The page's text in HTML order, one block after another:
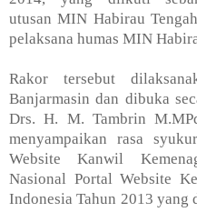
utusan MIN Habirau
pelaksana humas MIN
Rakor tersebut
Banjarmasin dan dibuka
Drs. H. M. Tambrin
menyampaikan rasa
Website Kanwil
Nasional Portal Website
Indonesia Tahun 2013 yang